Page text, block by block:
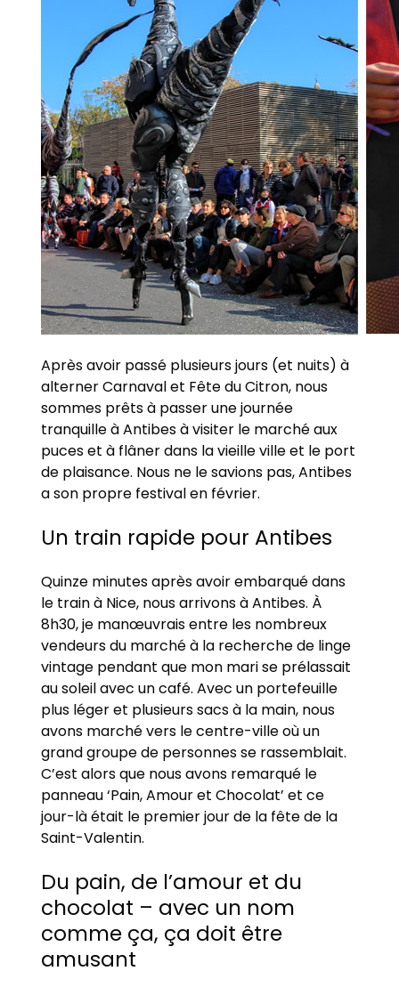
Après avoir passé plusieurs jours (et nuits) à
alterner Carnaval et Fête du Citron, nous
sommes prêts à passer une journée
tranquille à Antibes à visiter le marché aux
puces et à flâner dans la vieille ville et le port
de plaisance. Nous ne le savions pas, Antibes
a son propre festival en février.
Un train rapide pour Antibes
Quinze minutes après avoir embarqué dans
le train à Nice, nous arrivons à Antibes. À
8h30, je manœuvrais entre les nombreux
vendeurs du marché à la recherche de linge
vintage pendant que mon mari se prélassait
au soleil avec un café. Avec un portefeuille
plus léger et plusieurs sacs à la main, nous
avons marché vers le centre-ville où un
grand groupe de personnes se rassemblait.
C’est alors que nous avons remarqué le
panneau ‘Pain, Amour et Chocolat’ et ce
jour-là était le premier jour de la fête de la
Saint-Valentin.
Du pain, de l’amour et du
chocolat – avec un nom
comme ça, ça doit être
amusant